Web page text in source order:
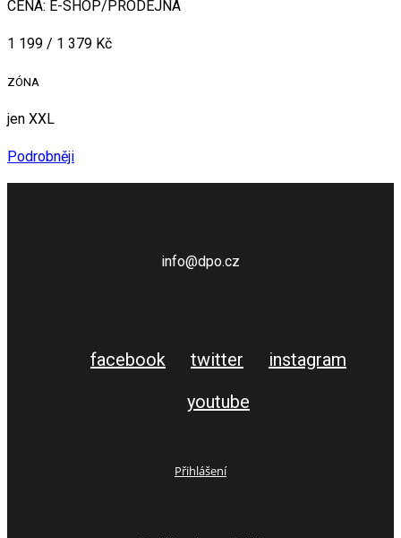
CENA: E-SHOP/PRODEJNA
1 199 / 1 379 Kč
ZÓNA
jen XXL
Podrobněji
info@dpo.cz
facebook twitter
instagram
youtube
Přihlášení